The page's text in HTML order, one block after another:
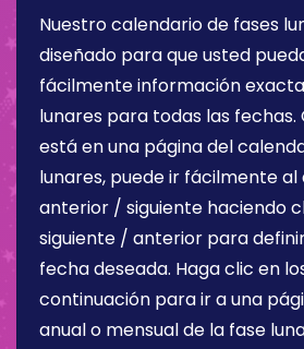
Nuestro calendario de fases
diseñado para que usted
fácilmente información
lunares para todas las fechas.
está en una página del
lunares, puede ir fácilmente al
anterior / siguiente haciendo
siguiente / anterior para
fecha deseada. Haga clic en
continuación para ir a una
anual o mensual de la fase